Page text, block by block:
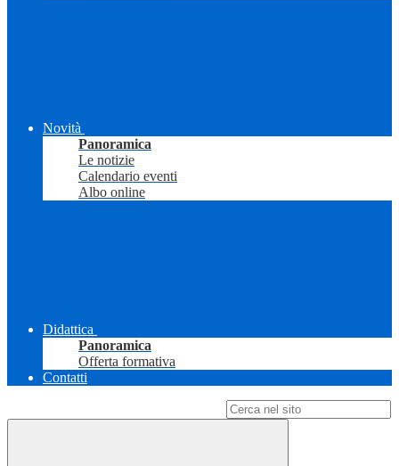
Novità
Panoramica
Le notizie
Calendario eventi
Albo online
Didattica
Panoramica
Offerta formativa
Contatti